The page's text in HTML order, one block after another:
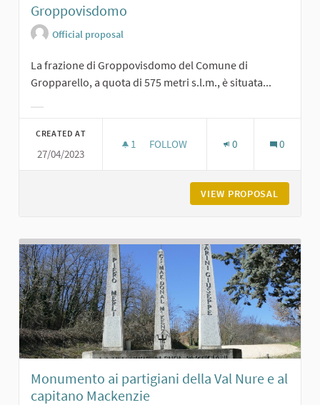
Groppovisdomo
Official proposal
La frazione di Groppovisdomo del Comune di
Gropparello, a quota di 575 metri s.l.m., è situata...
CREATED AT
27/04/2023
1 1 FOLLOWER
FOLLOW 0 0
VIEW PROPOSAL
Monumento ai partigiani della Val Nure e al
capitano Mackenzie